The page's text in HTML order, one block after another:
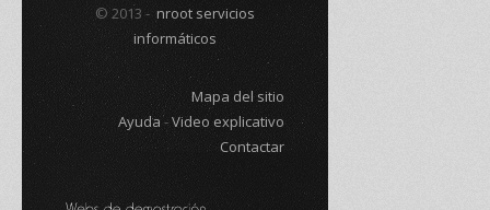
© 2013 - nroot servicios
informáticos
Mapa del sitio
Ayuda-Video explicativo
Contactar